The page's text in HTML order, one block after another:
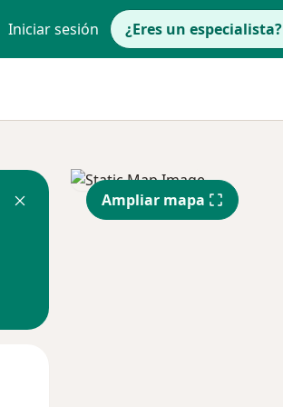
Iniciar sesión ¿Eres un especialista?
Ampliar mapa